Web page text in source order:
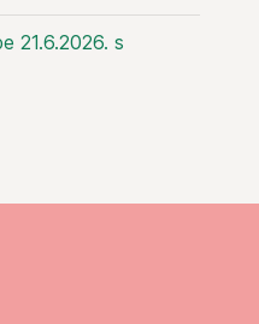
21.6.2026. s